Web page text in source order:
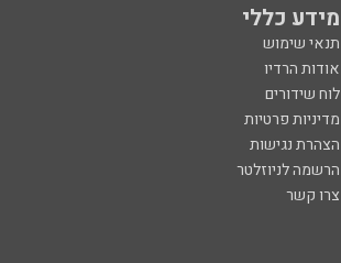
מידע כללי
תנאי שימוש
אודות הרדיו
לוח שידורים
מדיניות פרטיות
הצהרת נגישות
הרשמה לניוזלטר
צרו קשר